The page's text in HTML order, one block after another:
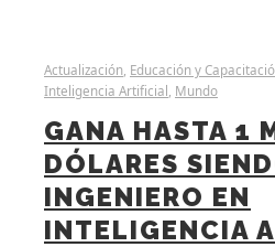
Actualización, Educación y
Inteligencia Artificial , Mundo
GANA HASTA 1
DÓLARES
INGENIERO EN
INTELIGENCIA